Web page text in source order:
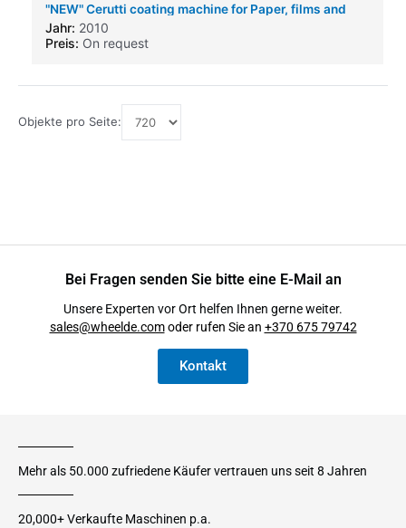
"NEW" Cerutti coating machine for Paper, films and
Aluminium
Jahr: 2010
Preis: On request
Objekte pro Seite:
Bei Fragen senden Sie bitte eine E-Mail an
Unsere Experten vor Ort helfen Ihnen gerne weiter.
sales@wheelde.comoder rufen Sie an +370 675 79742
Kontakt
Mehr als 50.000 zufriedene Käufer vertrauen uns seit 8 Jahren
20,000+ Verkaufte Maschinen p.a.